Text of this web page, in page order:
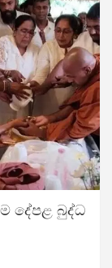
දේපළ බුද්ධ